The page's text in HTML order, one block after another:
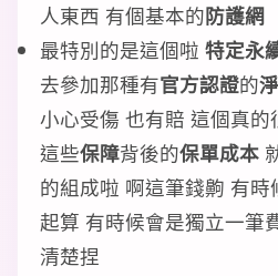
人東西 有個基本的防護網
最特別的是這個啦 特定永
去參加那種有官方認證的
小心受傷 也有賠 這個真的
這些保障背後的保單成本
的組成啦 啊這筆錢齁 有時
起算 有時候會是獨立一筆
清楚捏